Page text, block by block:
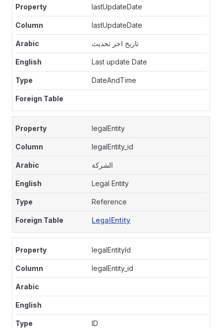
lastUpdateDate
lastUpdateDate
تاريخ اخر تحديث
Last update Date
DateAndTime
legalEntity
legalEntity_id
الشركة
Legal Entity
Reference
LegalEntity
legalEntityId
legalEntity_id
ID